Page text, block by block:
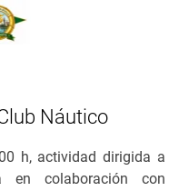
Náutico
h, actividad dirigida a
en colaboración con